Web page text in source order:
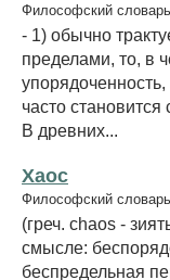
Философский словарь
- 1) обычно
пределами, то, в
часто
В древних...
Хаос
Философский словарь
(греч. chaos -
смысле:
беспредельная